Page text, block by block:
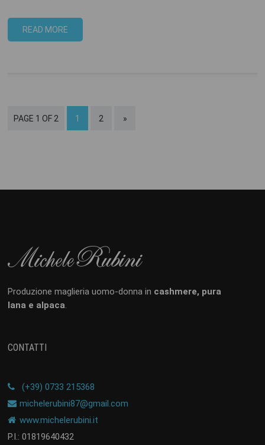
READ MORE
PAGE 1 OF 2 1 2 »
Produzione maglieria uomo-donna in cashmere, pura
lana e alpaca.
CONTATTI
(+39) 0733 215368
michelerubini87@gmail.com
www.michelerubini.it
P.I.: 01819640432